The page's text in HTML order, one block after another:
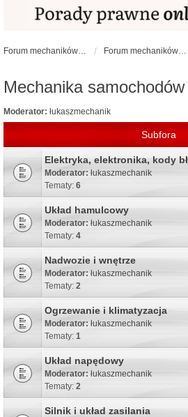
Forum mechaników samochodowych - forum-mechaniczne.pl Forum mechaników samochodowych
Mechanika
Moderator: łukaszmechanik
Subfora
Elektryka, elektronika, kody
Moderator: łukaszmechanik
Tematy: 6
Układ hamulcowy
Moderator: łukaszmechanik
Tematy: 4
Nadwozie i wnętrze
Moderator: łukaszmechanik
Tematy: 2
Ogrzewanie i klimatyzacja
Moderator: łukaszmechanik
Tematy: 1
Układ napędowy
Moderator: łukaszmechanik
Tematy: 2
Silnik i układ zasilania